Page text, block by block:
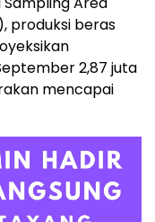
produksi beras
2,87 juta
mencapai